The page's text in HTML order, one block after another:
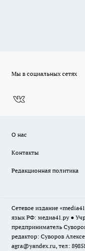
Мы в социальных сетях
О нас
Контакты
Редакционная политика
Сетевое издание
язык РФ: медиа41.ру ●
предприниматель
редактор: Суворов
agra@yandex.ru, тел: